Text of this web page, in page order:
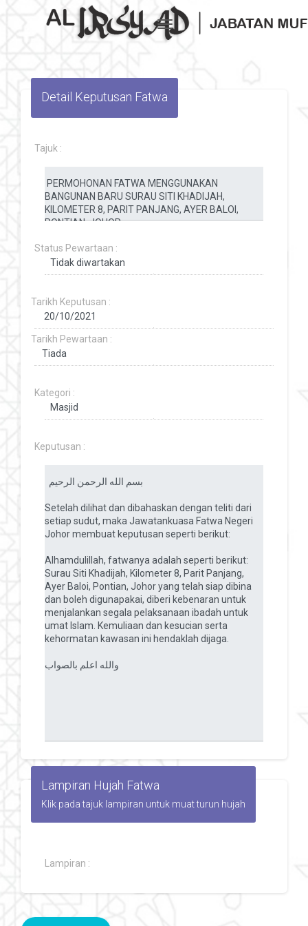
Toggle navigation
Detail Keputusan Fatwa
Tajuk :
Status Pewartaan :
Tarikh Keputusan :
Tarikh Pewartaan :
Kategori :
Keputusan :
Lampiran Hujah Fatwa
Klik pada tajuk lampiran untuk muat turun hujah
Lampiran :